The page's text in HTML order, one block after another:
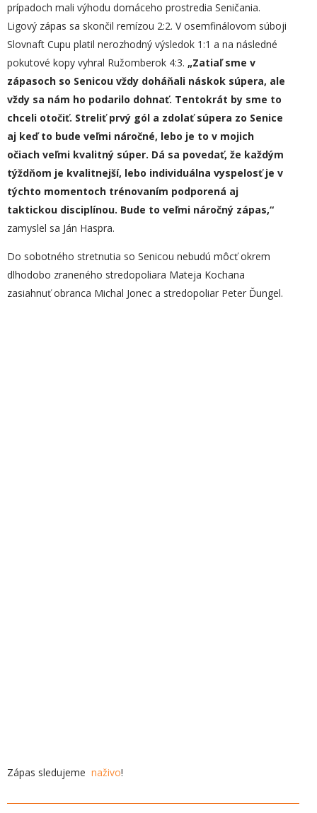
prípadoch mali výhodu domáceho prostredia Seničania.
Ligový zápas sa skončil remízou 2:2. V osemfinálovom súboji
Slovnaft Cupu platil nerozhodný výsledok 1:1 a na následné
pokutové kopy vyhral Ružomberok 4:3. „Zatiaľ sme v
zápasoch so Senicou vždy doháňali náskok súpera, ale
vždy sa nám ho podarilo dohnať. Tentokrát by sme to
chceli otočiť. Streliťprvý gól a zdolať súpera zo Senice
aj keď to bude veľmi náročné, lebo je to v mojich
očiach veľmi kvalitný súper. Dá sa povedať, že každým
týždňom je kvalitnejší, lebo individuálna vyspelosť je v
týchto momentoch trénovaním podporená aj
taktickou disciplínou. Bude to veľmi náročný zápas,“
zamyslel sa Ján Haspra.
Do sobotného stretnutia so Senicou nebudú môcť okrem
dlhodobo zraneného stredopoliara Mateja Kochana
zasiahnuť obranca Michal Jonec a stredopoliar Peter Ďungel.
Zápas sledujeme naživo!